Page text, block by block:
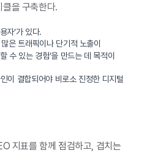
을 구축한다.
자’가 있다.
은 트래픽이나 단기적 노출이
수 있는 경험’을 만드는 데 목적이
이 결합되어야 비로소 진정한 디지털
지표를 함께 점검하고, 겹치는